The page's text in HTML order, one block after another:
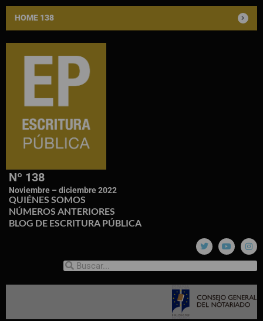
HOME 138
Nº 138
Noviembre – diciembre 2022
QUIÉNES SOMOS
NÚMEROS ANTERIORES
BLOG DE ESCRITURA PÚBLICA